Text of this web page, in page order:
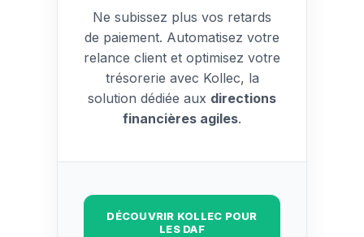
Ne subissez plus vos retards
de paiement. Automatisez votre
relance client et optimisez votre
trésorerie avec Kollec, la
solution dédiée aux directions
financières agiles.
DÉCOUVRIR KOLLEC POUR
LES DAF